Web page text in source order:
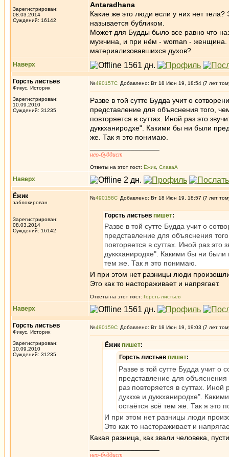
Зарегистрирован:
08.03.2014
Суждений: 16142
Antaradhana
Какие же это люди если у них нет
называется бубликом.
Может для Будды было все равно что
мужчина, и при нём - woman - женщина.
материализовавшихся духов?
Наверх
Горсть листьев
Фикус, Историк
Зарегистрирован:
10.09.2010
Суждений: 31235
№490157 Добавлено: Вт 18 Июн 19, 18:54 (7 лет
Разве в той сутте Будда учит о
представление для объяснения того,
повторяется в суттах. Иной раз это
дуккханиродхе". Какими бы ни были
же. Так я это понимаю.
нео-буддист
Ответы на этот пост: Ёжик СлаваА
Наверх
Ёжик
заблокирован
Зарегистрирован:
08.03.2014
Суждений: 16142
№490158 Добавлено: Вт 18 Июн 19, 18:57 (7 лет
Горсть листьев пишет:
Разве в той сутте Будда учит о
представление для объяснения
повторяется в суттах. Иной раз это
дуккханиродхе". Какими бы ни были
тем же. Так я это понимаю.
И при этом нет разницы люди
Это как то настораживает и напрягает.
Ответы на этот пост: Горсть листьев
Наверх
Горсть листьев
Фикус, Историк
Зарегистрирован:
10.09.2010
Суждений: 31235
№490159 Добавлено: Вт 18 Июн 19, 19:03 (7 лет
Ёжик пишет:
Горсть листьев пишет:
Разве в той сутте Будда учит
представление для объяснения
раз повторяется в суттах. Иной
дуккхе и дуккханиродхе".
остаётся всё тем же. Так я это
И при этом нет разницы люди
Это как то настораживает и
Какая разница, как звали человека,
нео-буддист